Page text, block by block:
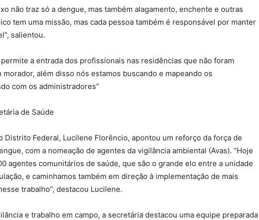
não traz só a dengue, mas também alagamento, enchente e outras
tem uma missão, mas cada pessoa também é responsável por manter
salientou.
a entrada dos profissionais nas residências que não foram
além disso nós estamos buscando e mapeando os
com os administradores”
de Saúde
Distrito Federal, Lucilene Florêncio, apontou um reforço da força de
com a nomeação de agentes da vigilância ambiental (Avas). “Hoje
agentes comunitários de saúde, que são o grande elo entre a unidade
e caminhamos também em direção à implementação de mais
trabalho”, destacou Lucilene.
e trabalho em campo, a secretária destacou uma equipe preparada